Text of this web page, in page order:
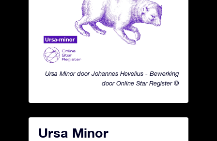
Ursa Minor door Johannes Hevelius - Bewerking
door Online Star Register ©
Ursa Minor